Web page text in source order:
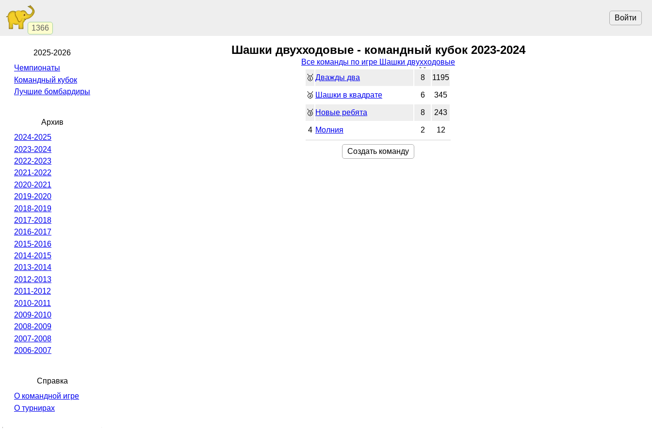
1366
Войти
Шашки двухходовые - командный кубок 2023-2024
Все команды по игре Шашки двухходовые
🥇 Дважды два 8 1195
🥈 Шашки в квадрате 6 345
🥉 Новые ребята 8 243
4 Молния 2 12
Создать команду
2025-2026
Чемпионаты
Командный кубок
Лучшие бомбардиры
Архив
2024-2025
2023-2024
2022-2023
2021-2022
2020-2021
2019-2020
2018-2019
2017-2018
2016-2017
2015-2016
2014-2015
2013-2014
2012-2013
2011-2012
2010-2011
2009-2010
2008-2009
2007-2008
2006-2007
Справка
О командной игре
О турнирах